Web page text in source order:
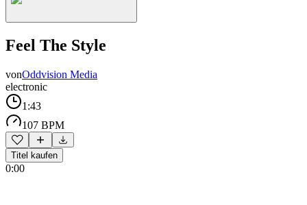
Feel The Style
vonOddvision Media
electronic
1:43
107 BPM
Titel kaufen
0:00